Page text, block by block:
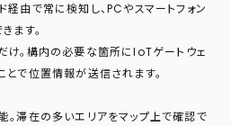
由で常に検知し、PCやスマートフォン
ます。
け。構内の必要な箇所にIoTゲートウェ
で位置情報が送信されます。
滞在の多いエリアをマップ上で確認で